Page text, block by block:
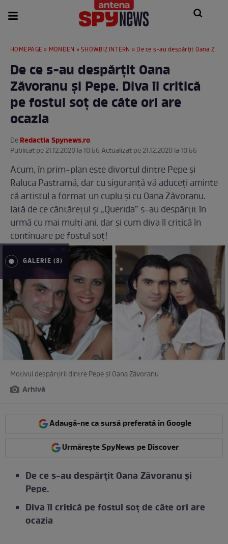
HOMEPAGE » MONDEN »SHOWBIZ INTERN » De ce s-au despărțit Oana Zăvoranu și Pepe. Diva îl critică pe fostul soț de câte ori are ocazia
De ce s-au despărțit Oana
Zăvoranu și Pepe. Diva îl critică
pe fostul soț de câte ori are
ocazia
DeRedactia Spynews.ro.
Publicat pe 21.12.2020 la 10:56 Actualizat pe 21.12.2020 la 10:56
Acum, în prim-plan este divorțul dintre Pepe și
Raluca Pastramă, dar cu siguranță vă aduceți aminte
că artistul a format un cuplu și cu Oana Zăvoranu.
Iată de ce cântărețul și „Querida” s-au despărțit în
urmă cu mai mulți ani, dar și cum diva îl critică în
continuare pe fostul soț!
GALERIE (3)
Motivul despărțirii dintre Pepe și Oana Zăvoranu
Arhivă
Adaugă-ne ca sursă preferată în Google
Urmărește SpyNews pe Discover
De ce s-au despărțit Oana Zăvoranu și
Pepe.
Diva îl critică pe fostul soț de câte ori are
ocazia